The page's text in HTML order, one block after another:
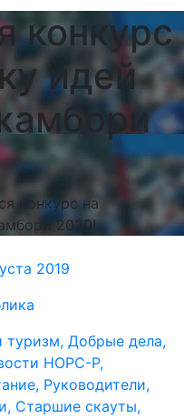
конкурс
идей
конкурс на
2020!
2019
туризм, Добрые дела,
НОРС-Р,
Руководители,
Старшие скауты,